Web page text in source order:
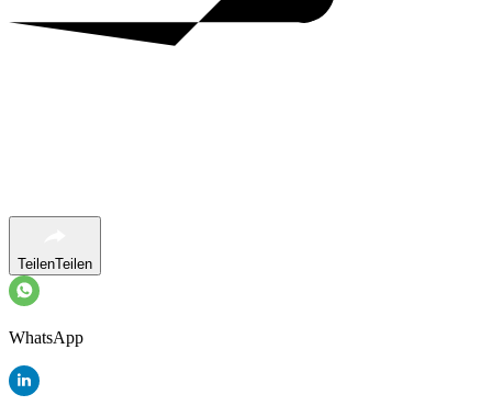
TeilenTeilen
WhatsApp